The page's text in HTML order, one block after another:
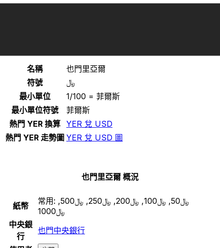
名稱
也門里亞爾
符號
﷼
最小單位
1/100 = 菲爾斯
最小單位符號
菲爾斯
熱門 YER 換算 YER 兌 USD
熱門 YER 走勢圖 YER 兌 USD 圖
也門里亞爾 概況
紙幣 常用: ﷼50, ﷼100, ﷼200, ﷼250, ﷼500,
﷼1000
中央銀
行
也門中央銀行